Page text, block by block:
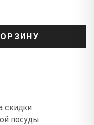
скидки
посуды